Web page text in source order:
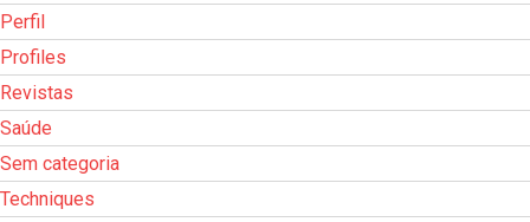
Perfil
Profiles
Revistas
Saúde
Sem categoria
Techniques